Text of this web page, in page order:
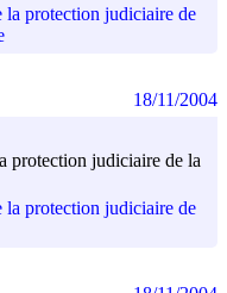
la protection judiciaire de
protection judiciaire de la
la protection judiciaire de
18/11/2004